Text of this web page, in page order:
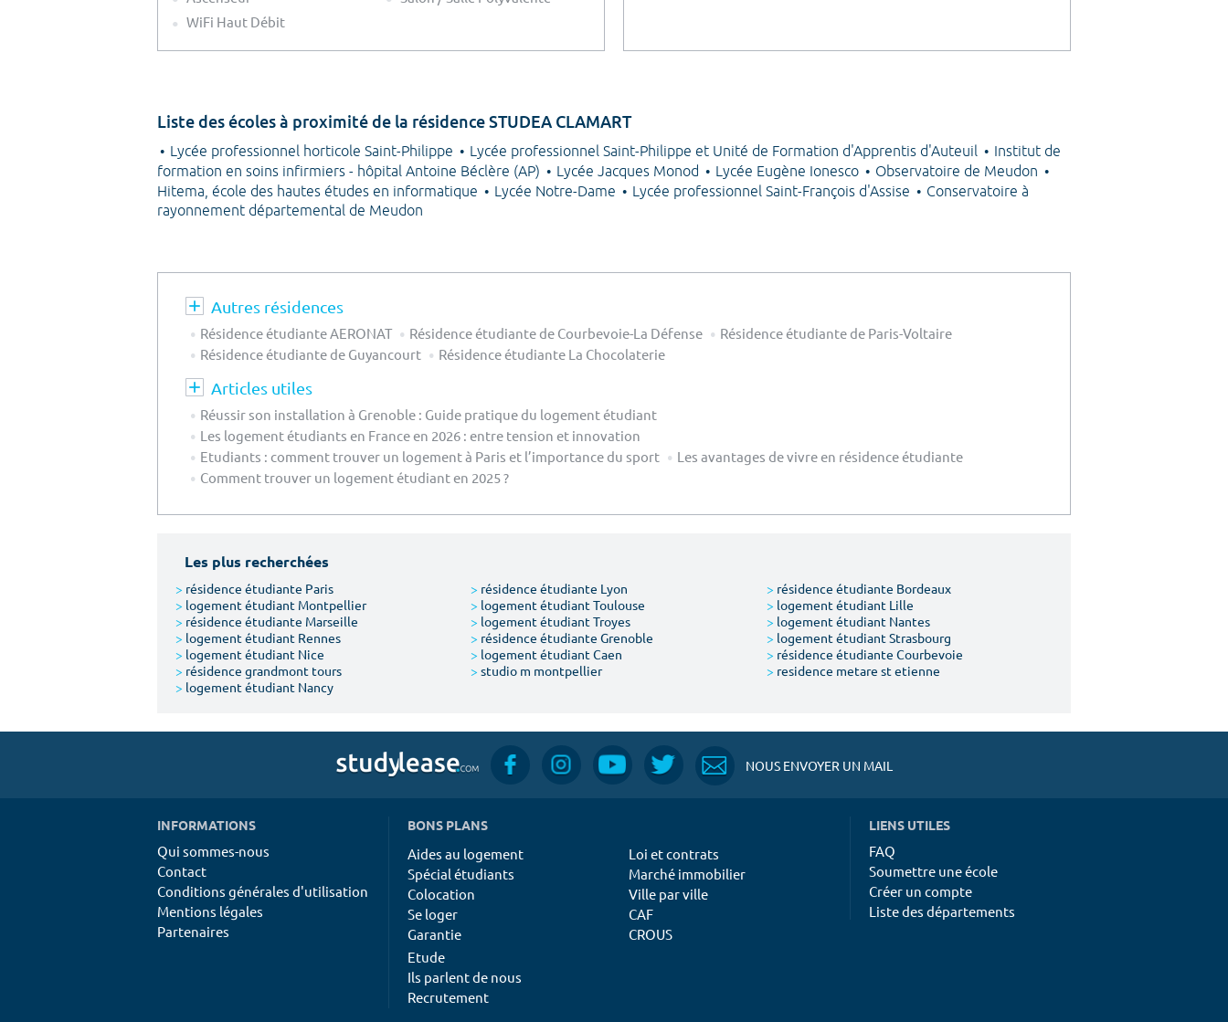
WiFi Haut Débit
Liste des écoles à proximité de la résidence STUDEA CLAMART
Lycée professionnel horticole Saint-Philippe Lycée professionnel Saint-Philippe et Unité de Formation d'Apprentis d'Auteuil
Institut de
formation en soins infirmiers - hôpital Antoine Béclère (AP)
Lycée Jacques Monod Lycée Eugène Ionesco
Observatoire de Meudon
Hitema, école des hautes études en informatique
Lycée Notre-Dame Lycée professionnel Saint-François d'Assise
Conservatoire à
rayonnement départemental de Meudon
Autres résidences
Résidence étudiante AERONAT Résidence étudiante de Courbevoie-La Défense
Résidence étudiante de Paris-Voltaire
Résidence étudiante de Guyancourt
Résidence étudiante La Chocolaterie
Articles utiles
Réussir son installation à Grenoble : Guide pratique du logement étudiant
Les logement étudiants en France en 2026 : entre tension et innovation
Etudiants : comment trouver un logement à Paris et l’importance du sport
Les avantages de vivre en résidence étudiante
Comment trouver un logement étudiant en 2025 ?
Les plus recherchées
> résidence étudiante Paris > résidence étudiante Lyon > résidence étudiante Bordeaux
> logement étudiant Montpellier > logement étudiant Toulouse > logement étudiant Lille
> résidence étudiante Marseille > logement étudiant Troyes > logement étudiant Nantes
> logement étudiant Rennes > résidence étudiante Grenoble > logement étudiant Strasbourg
> logement étudiant Nice > logement étudiant Caen > résidence étudiante Courbevoie
> résidence grandmont tours > studio m montpellier > residence metare st etienne
> logement étudiant Nancy
NOUS ENVOYER UN MAIL
INFORMATIONS
Qui sommes-nous
Contact
Conditions générales d'utilisation
Mentions légales
Partenaires
BONS PLANS
Aides au logement
Spécial étudiants
Colocation
Se loger
Garantie
Loi et contrats
Marché immobilier
Ville par ville
CAF
CROUS
Etude
Ils parlent de nous
Recrutement
LIENS UTILES
FAQ
Soumettre une école
Créer un compte
Liste des départements